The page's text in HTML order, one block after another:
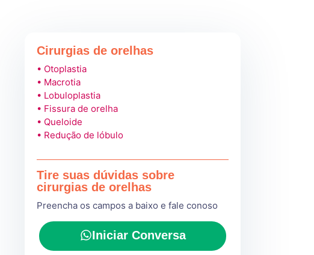
Cirurgias de orelhas
• Otoplastia
• Macrotia
• Lobuloplastia
• Fissura de orelha
• Queloide
• Redução de lóbulo
Tire suas dúvidas sobre
cirurgias de orelhas
Preencha os campos a baixo e fale conoso
Iniciar Conversa